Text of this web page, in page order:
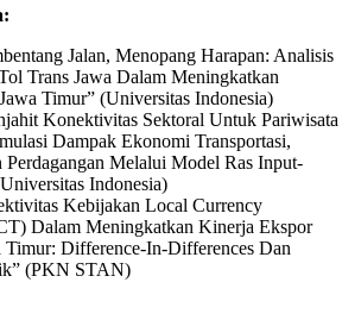
Jalan, Menopang Harapan: Analisis
Trans Jawa Dalam Meningkatkan
Timur” (Universitas Indonesia)
Konektivitas Sektoral Untuk Pariwisata
Dampak Ekonomi Transportasi,
Melalui Model Ras Input-
Indonesia)
Kebijakan Local Currency
Dalam Meningkatkan Kinerja Ekspor
Timur: Difference-In-Differences Dan
(PKN STAN)